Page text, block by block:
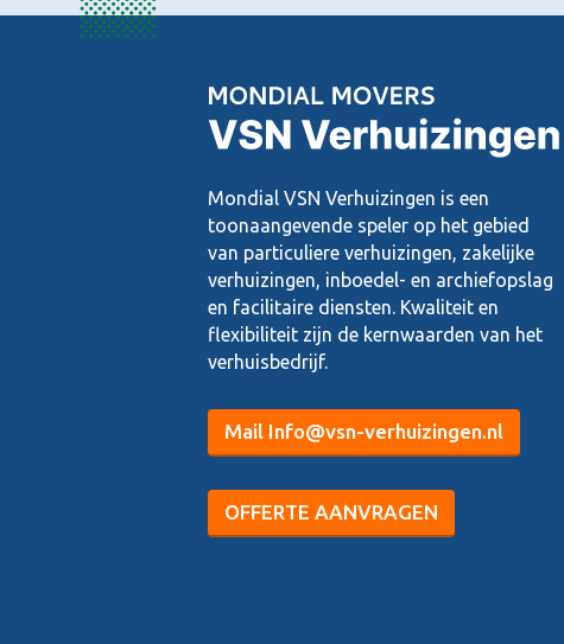
Mondial VSN Verhuizingen is een
toonaangevende speler op het gebied
van particuliere verhuizingen, zakelijke
verhuizingen, inboedel- en archiefopslag
en facilitaire diensten. Kwaliteit en
flexibiliteit zijn de kernwaarden van het
verhuisbedrijf.
Mail Info@vsn-verhuizingen.nl
OFFERTE AANVRAGEN